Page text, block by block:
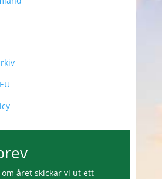
året skickar vi ut ett